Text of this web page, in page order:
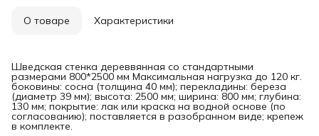
О товаре Характеристики
Шведская стенка дереввянная со стандартными
размерами 800*2500 мм Максимальная нагрузка до 120 кг.
боковины: сосна (толщина 40 мм); перекладины: береза
(диаметр 39 мм); высота: 2500 мм; ширина: 800 мм; глубина:
130 мм; покрытие: лак или краска на водной основе (по
согласованию); поставляется в разобранном виде; крепеж
в комплекте.